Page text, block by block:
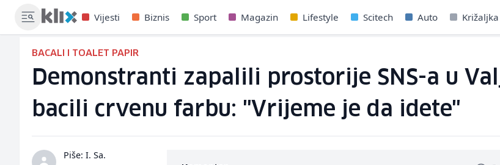
Vijesti Biznis Sport Magazin Lifestyle Scitech Auto Križaljka
BACALI I TOALET PAPIR
Demonstranti zapalili prostorije SNS-a u
bacili crvenu farbu: "Vrijeme je da idete"
Piše: I. Sa.